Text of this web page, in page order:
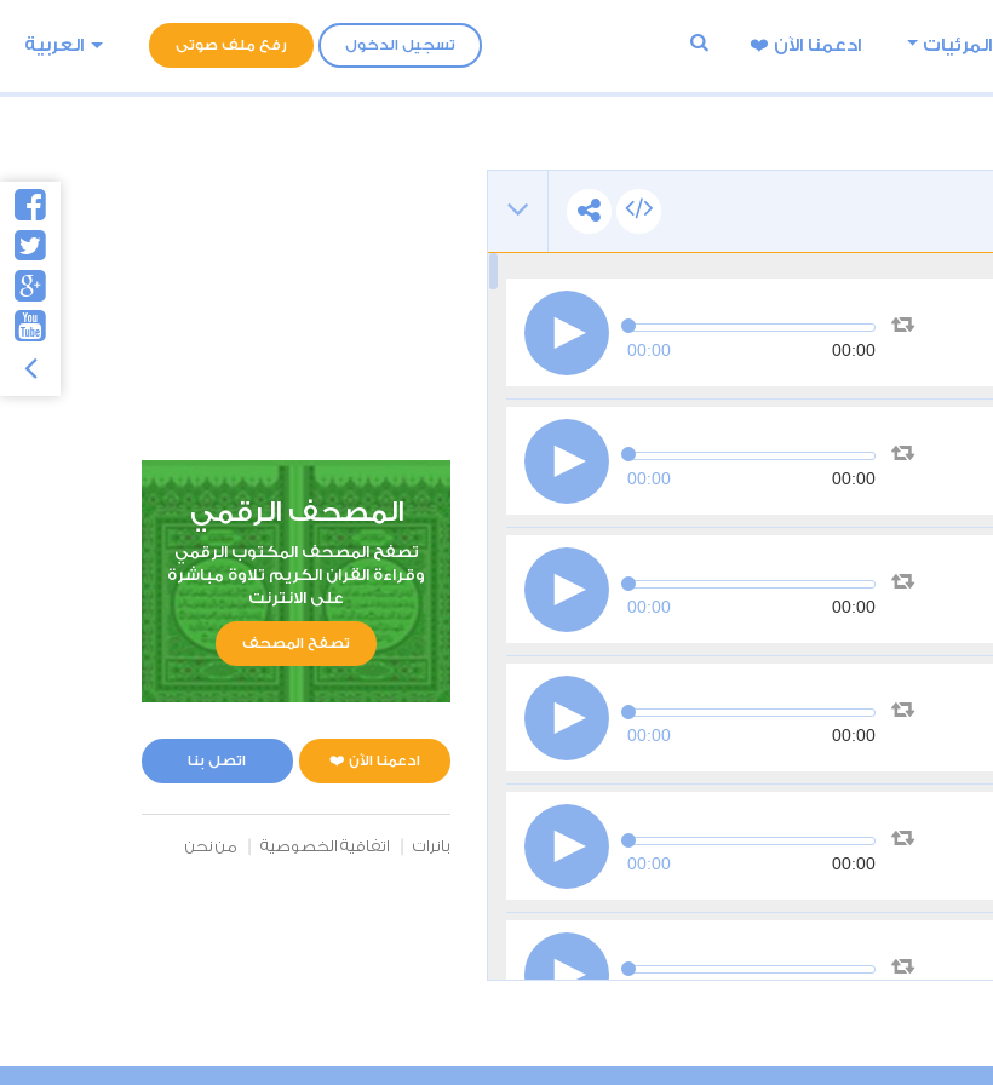
تسجيل الدخول رفع ملف صوتى العربية المرئيات ادعمنا اﻵن ❤️
00:00 00:00
00:00 00:00
00:00 00:00
00:00 00:00
00:00 00:00
المصحف الرقمي
تصفح المصحف المكتوب الرقمي
وقراءة القران الكريم تلاوة مباشرة
على الانترنت
تصفح المصحف
ادعمنا الآن ❤️ اتصل بنا
بانرات اتفاقية الخصوصية من نحن